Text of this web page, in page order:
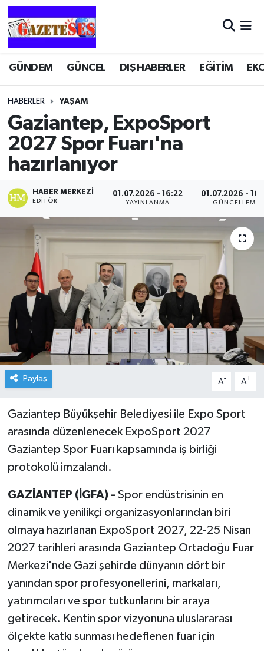
GÜNDEM GÜNCEL DIŞ HABERLER EĞİTİM
HABERLER YAŞAM
Gaziantep, ExpoSport
2027 Spor Fuarı'na
hazırlanıyor
HABER MERKEZI
EDITÖR
01.07.2026 - 16:22
YAYINLANMA
01.07.2026 -
GÜNCELLEME
Paylaş A- A+
Gaziantep Büyükşehir Belediyesi ile Expo Sport
arasında düzenlenecek ExpoSport 2027
Gaziantep Spor Fuarı kapsamında iş birliği
protokolü imzalandı.
GAZİANTEP (İGFA) - Spor endüstrisinin en
dinamik ve yenilikçi organizasyonlarından biri
olmaya hazırlanan ExpoSport 2027, 22-25 Nisan
2027 tarihleri arasında Gaziantep Ortadoğu Fuar
Merkezi'nde Gazi şehirde dünyanın dört bir
yanından spor profesyonellerini, markaları,
yatırımcıları ve spor tutkunlarını bir araya
getirecek. Kentin spor vizyonuna uluslararası
ölçekte katkı sunması hedeflenen fuar için